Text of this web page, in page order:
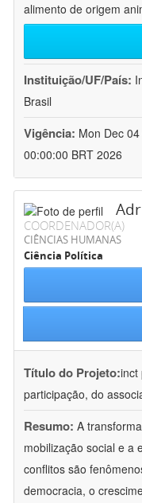
alimento de origem
Instituição/UF/País:
Brasil
Vigência: Mon Dec
00:00:00 BRT 2026
COORDENADOR(A)
CIÊNCIAS HUMANAS
Ciência Política
Título do Projeto:inct
participação, do
Resumo: A
mobilização social e a
conflitos são
democracia, o